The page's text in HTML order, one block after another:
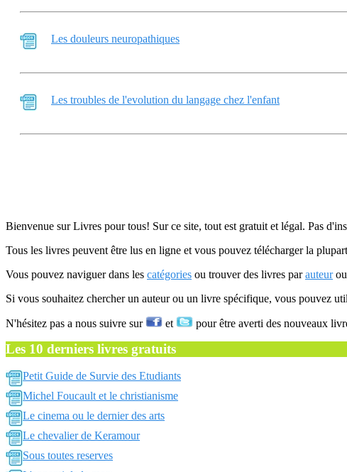
Les douleurs neuropathiques
Les troubles de l'evolution du langage chez l'enfant
Bienvenue sur Livres pour tous! Sur ce site, tout est gratuit et légal. Pas
Tous les livres peuvent être lus en ligne et vous pouvez télécharger la
Vous pouvez naviguer dans les catégories ou trouver des livres parauteurou
Si vous souhaitez chercher un auteur ou un livre spécifique, vous pouvez
N'hésitez pas a nous suivre sur et pour être averti des nouveaux
Les 10 derniers livres gratuits
Petit Guide de Survie des Etudiants
Michel Foucault et le christianisme
Le cinema ou le dernier des arts
Le chevalier de Keramour
Sous toutes reserves